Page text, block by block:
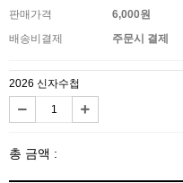
판매가격
6,000원
배송비결제
주문시 결제
2026 신자수첩
총 금액 :